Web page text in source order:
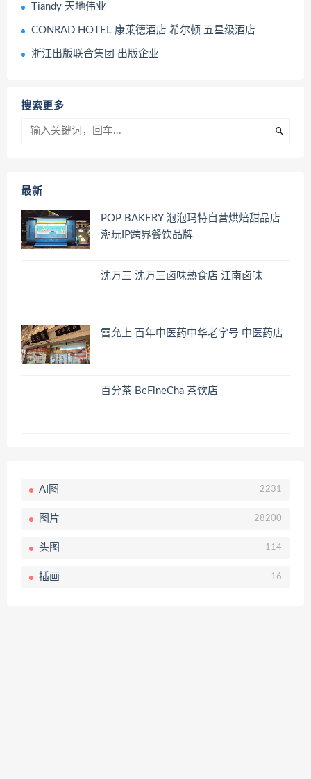
Tiandy 天地伟业
CONRAD HOTEL 康莱德酒店 希尔顿 五星级酒店
浙江出版联合集团 出版企业
搜索更多
最新
POP BAKERY 泡泡玛特自营烘焙甜品店
潮玩IP跨界餐饮品牌
沈万三 沈万三卤味熟食店 江南卤味
雷允上 百年中医药中华老字号 中医药店
百分茶 BeFineCha 茶饮店
AI图 2231
图片 28200
头图 114
插画 16